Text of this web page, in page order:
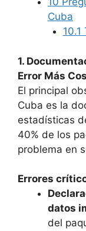
Cuba
10.1
1.
Error Más
El principal
Cuba es la
estadísticas
40% de los
problema en
Errores
datos
del